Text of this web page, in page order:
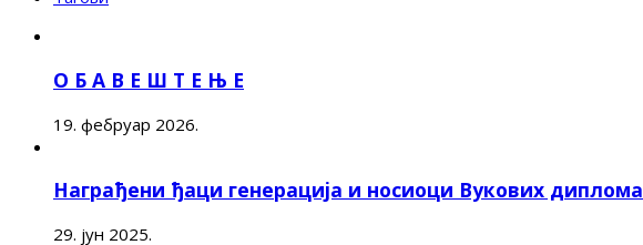
О Б А В Е Ш Т Е Њ Е
19. фебруар 2026.
Награђени ђаци генерација и носиоци Вукових диплома
29. јун 2025.